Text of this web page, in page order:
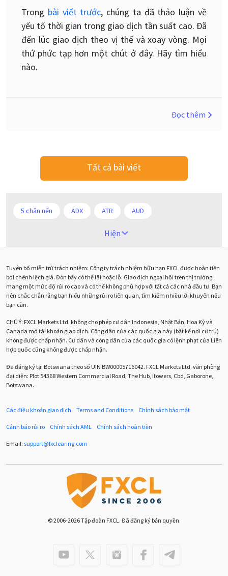
Trong bài viết trước, chúng ta đã thảo luận về
yếu tố thời gian trong giao dịch tần suất cao. Đã
đến lúc giao dịch theo vị thế và xoay vòng. Mọi
thứ phức tạp hơn một chút ở đây. Hãy tìm hiểu
nào.
Đọc thêm
Tất cả bài viết
5 chân nến ADX ATR AUD
Android
Bảng Anh Bảng lương phi nông nghiệp CAD
CHF COVI-19 COVID-19 CPI Charles Dow
Chuyên gia cố vấn Chuyên gia tư vấn
Con số xu hướng Các mức Fibonacci Cắt lỗ
Dừng lại Dừng lỗ
EUR / AUD EUR / USD
EURJPY EURUSD Euro
Expert Advisor Expert Advisors FOMC
Hiện
Tuyên bố miễn trừ trách nhiệm: Công ty trách nhiệm hữu hạn FXCL được hoàn tiền
bởi chênh lệch giá. Đòn bẩy có thể lãi hoặc lỗ. Giao dịch ngoại hối trên thị trường
mang một mức độ rủi ro cao và có thể không phù hợp với tất cả các nhà đầu tư. Bạn
nên chắc chắn rằng bạn hiểu những rủi ro liên quan, tìm kiếm nhiều lời khuyên nếu
bạn cần.
CHÚ Ý: FXCL Markets Ltd. không cho phép cư dân Indonesia, Nhật Bản, Hoa Kỳ và
Canada mở tài khoản giao dịch. Công dân của các quốc gia này (bất kể nơi cư trú)
không được chấp nhận. Cư dân và công dân của các quốc gia có lệnh phạt của Liên
hợp quốc cũng không được chấp nhận.
Đã đăng ký tại Botswana theo số UIN BW00005716042. FXCL Markets Ltd. văn phòng
đại diện: Plot 54368 Western Commercial Road, The Hub, Itowers, Cbd, Gaborone,
Botswana.
Các điều khoản giao dịch Terms and Conditions Chính sách bảo mật
Cảnh báo rủi ro Chính sách AML Chính sách hoàn tiền
Email: support@fxclearing.com
© 2006-2026 Tập đoàn FXCL. Đã đăng ký bản quyền.